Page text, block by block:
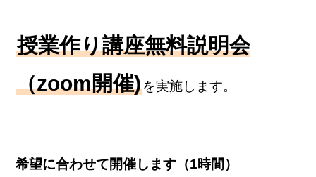
授業作り講座無料説明会
（zoom開催)を実施します。
希望に合わせて開催します（1時間）